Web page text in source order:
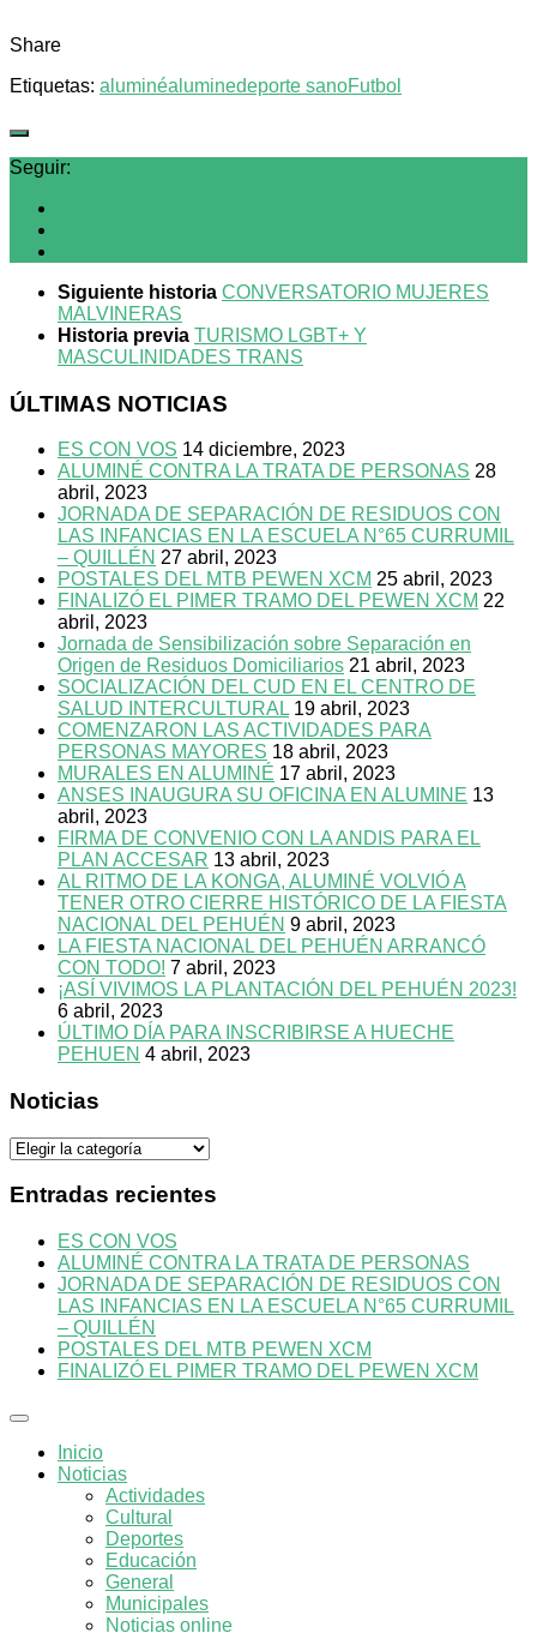
Share
Etiquetas: aluminéaluminedeporte sanoFutbol
Seguir:
Siguiente historia CONVERSATORIO MUJERES
MALVINERAS
Historia previa TURISMO LGBT+ Y
MASCULINIDADES TRANS
ÚLTIMAS NOTICIAS
ES CON VOS 14 diciembre, 2023
ALUMINÉ CONTRA LA TRATA DE PERSONAS 28
abril, 2023
JORNADA DE SEPARACIÓN DE RESIDUOS CON
LAS INFANCIAS EN LA ESCUELA N°65 CURRUMIL
– QUILLÉN 27 abril, 2023
POSTALES DEL MTB PEWEN XCM 25 abril, 2023
FINALIZÓ EL PIMER TRAMO DEL PEWEN XCM 22
abril, 2023
Jornada de Sensibilización sobre Separación en
Origen de Residuos Domiciliarios 21 abril, 2023
SOCIALIZACIÓN DEL CUD EN EL CENTRO DE
SALUD INTERCULTURAL 19 abril, 2023
COMENZARON LAS ACTIVIDADES PARA
PERSONAS MAYORES 18 abril, 2023
MURALES EN ALUMINÉ 17 abril, 2023
ANSES INAUGURA SU OFICINA EN ALUMINE 13
abril, 2023
FIRMA DE CONVENIO CON LA ANDIS PARA EL
PLAN ACCESAR 13 abril, 2023
AL RITMO DE LA KONGA, ALUMINÉ VOLVIÓ A
TENER OTRO CIERRE HISTÓRICO DE LA FIESTA
NACIONAL DEL PEHUÉN 9 abril, 2023
LA FIESTA NACIONAL DEL PEHUÉN ARRANCÓ
CON TODO! 7 abril, 2023
¡ASÍ VIVIMOS LA PLANTACIÓN DEL PEHUÉN 2023!
6 abril, 2023
ÚLTIMO DÍA PARA INSCRIBIRSE A HUECHE
PEHUEN 4 abril, 2023
Noticias
Noticias
Entradas recientes
ES CON VOS
ALUMINÉ CONTRA LA TRATA DE PERSONAS
JORNADA DE SEPARACIÓN DE RESIDUOS CON
LAS INFANCIAS EN LA ESCUELA N°65 CURRUMIL
– QUILLÉN
POSTALES DEL MTB PEWEN XCM
FINALIZÓ EL PIMER TRAMO DEL PEWEN XCM
Inicio
Noticias
Actividades
Cultural
Deportes
Educación
General
Municipales
Noticias online